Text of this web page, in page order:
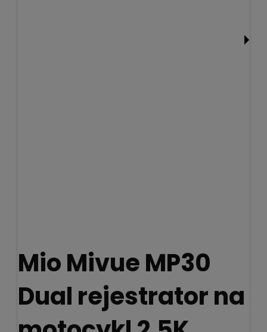
Mio Mivue MP30
Dual rejestrator na